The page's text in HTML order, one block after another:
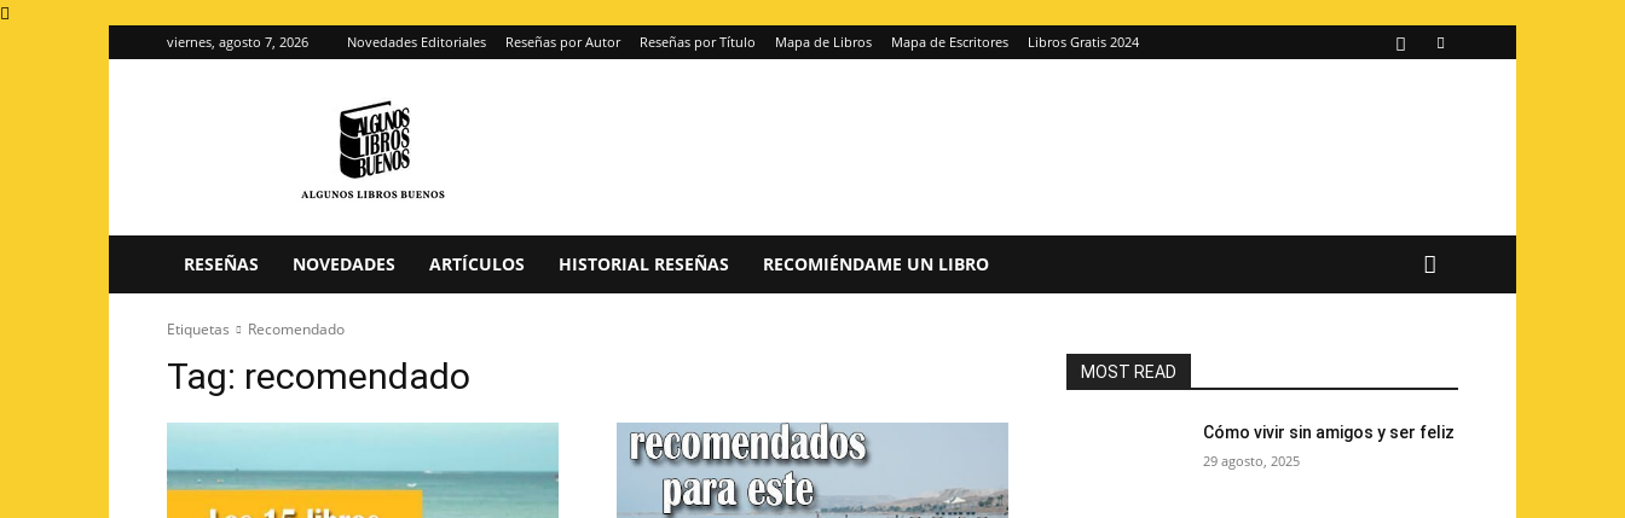
viernes, agosto 7, 2026 Novedades Editoriales Reseñas por Autor Reseñas por Título Mapa de Libros Mapa de Escritores Libros Gratis 2024
de
reseñas
RESEÑAS NOVEDADES ARTÍCULOS HISTORIAL RESEÑAS RECOMIÉNDAME UN LIBRO
Etiquetas Recomendado
Tag: recomendado MOST READ
Cómo vivir sin amigos y ser feliz
29 agosto, 2025